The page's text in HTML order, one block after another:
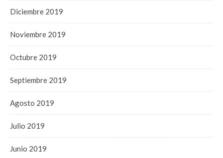
Diciembre 2019
Noviembre 2019
Octubre 2019
Septiembre 2019
Agosto 2019
Julio 2019
Junio 2019